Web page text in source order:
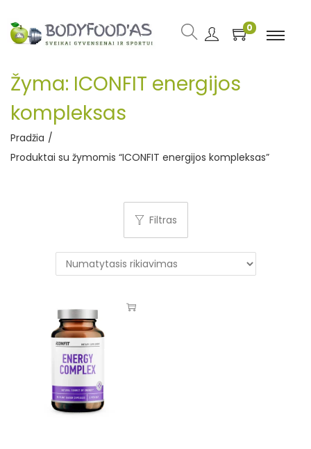
0
Žyma: ICONFIT energijos
kompleksas
Pradžia /
Produktai su žymomis “ICONFIT energijos kompleksas”
Filtras